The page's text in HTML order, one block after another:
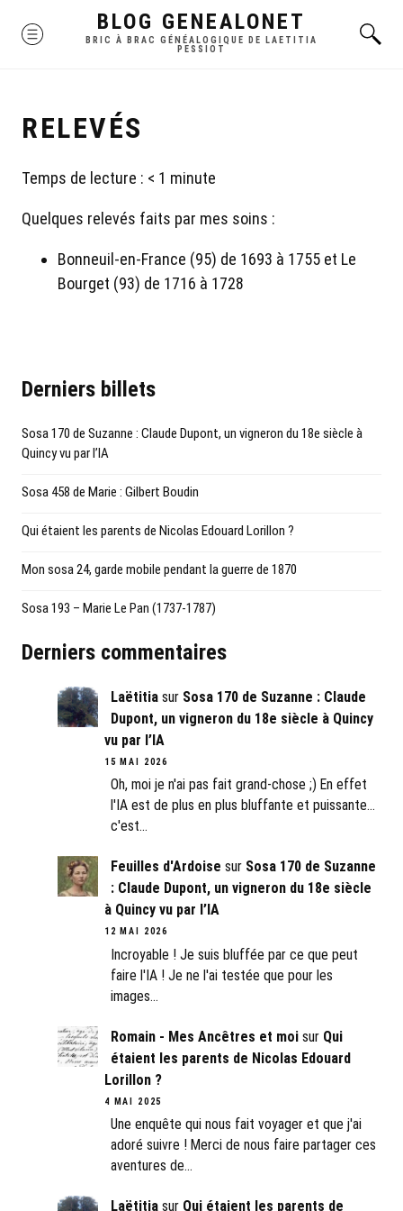
MENU BLOG GENEALONET
BRIC À BRAC GÉNÉALOGIQUE DE LAETITIA
PESSIOT
RELEVÉS
Temps de lecture : < 1 minute
Quelques relevés faits par mes soins :
Bonneuil-en-France (95) de 1693 à 1755 et Le
Bourget (93) de 1716 à 1728
Derniers billets
Sosa 170 de Suzanne : Claude Dupont, un vigneron du 18e siècle à
Quincy vu par l’IA
Sosa 458 de Marie : Gilbert Boudin
Qui étaient les parents de Nicolas Edouard Lorillon ?
Mon sosa 24, garde mobile pendant la guerre de 1870
Sosa 193 – Marie Le Pan (1737-1787)
Derniers commentaires
Laëtitiasur Sosa 170 de Suzanne : Claude
Dupont, un vigneron du 18e siècle à Quincy
vu par l’IA
15 MAI 2026
Oh, moi je n'ai pas fait grand-chose ;) En effet
l'IA est de plus en plus bluffante et puissante...
c'est…
Feuilles d'Ardoise sur Sosa 170 de Suzanne
: Claude Dupont, un vigneron du 18e siècle
à Quincy vu par l’IA
12 MAI 2026
Incroyable ! Je suis bluffée par ce que peut
faire l'IA ! Je ne l'ai testée que pour les
images…
Romain - Mes Ancêtres et moisur Qui
étaient les parents de Nicolas Edouard
Lorillon ?
4 MAI 2025
Une enquête qui nous fait voyager et que j'ai
adoré suivre ! Merci de nous faire partager ces
aventures de…
Laëtitiasur Qui étaient les parents de